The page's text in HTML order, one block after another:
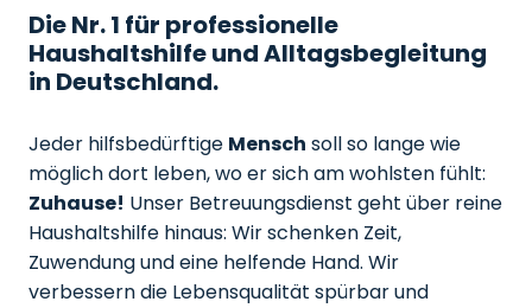
Die Nr. 1 für professionelle
Haushaltshilfe und Alltagsbegleitung
in Deutschland.
Jeder hilfsbedürftige Mensch soll so lange wie
möglich dort leben, wo er sich am wohlsten fühlt:
Zuhause! Unser Betreuungsdienst geht über reine
Haushaltshilfe hinaus: Wir schenken Zeit,
Zuwendung und eine helfende Hand. Wir
verbessern die Lebensqualität spürbar und